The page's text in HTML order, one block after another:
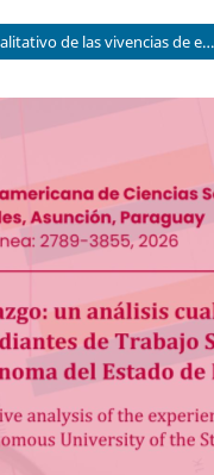
Violencia en el noviazgo: un análisis cualitativo de las vivencias de estudiantes de Trabajo Social de la Universidad Autónoma del Estado de Hidalgo